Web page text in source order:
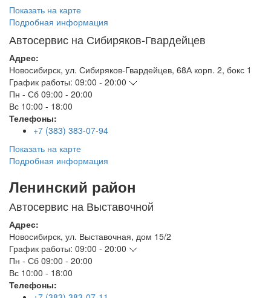
Показать на карте
Подробная информация
Автосервис на Сибиряков-Гвардейцев
Адрес:
Новосибирск, ул. Сибиряков-Гвардейцев, 68А корп. 2, бокс 1
График работы: 09:00 - 20:00
Пн - Сб 09:00 - 20:00
Вс 10:00 - 18:00
Телефоны:
+7 (383) 383-07-94
Показать на карте
Подробная информация
Ленинский район
Автосервис на Выставочной
Адрес:
Новосибирск, ул. Выставочная, дом 15/2
График работы: 09:00 - 20:00
Пн - Сб 09:00 - 20:00
Вс 10:00 - 18:00
Телефоны: